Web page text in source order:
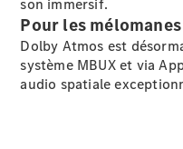
Maybach
GLS
Classe
G
Électrique
Classe G
son immersif.
Pour les
Dolby Atmos est
système MBUX et via
audio spatiale